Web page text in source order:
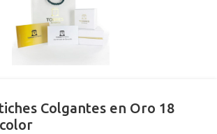
Colgantes en Oro 18